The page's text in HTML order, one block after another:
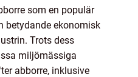
som en populär
betydande ekonomisk
Trots dess
miljömässiga
abborre, inklusive